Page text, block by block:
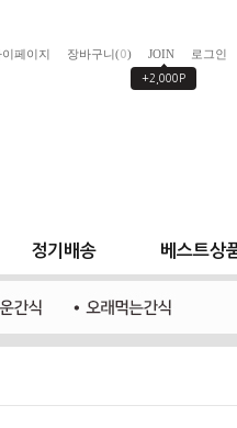
로그인
JOIN
+2,000P
장바구니(0)
이페이지
정기배송 베스트상